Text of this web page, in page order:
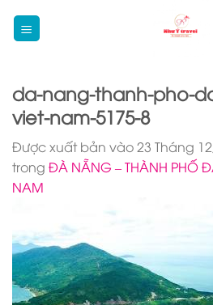
qua
da-nang-thanh-pho-
viet-nam-5175-8
Được xuất bản vào23 Tháng
trong ĐÀ NẴNG – THÀNH PHỐ
NAM